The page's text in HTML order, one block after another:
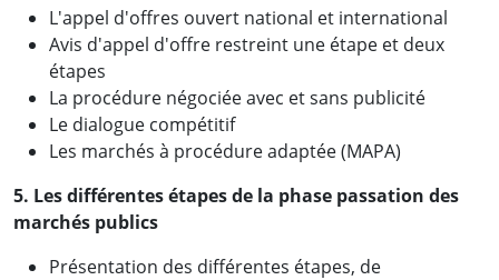
L'appel d'offres ouvert national et international
Avis d'appel d'offre restreint une étape et deux
étapes
La procédure négociée avec et sans publicité
Le dialogue compétitif
Les marchés à procédure adaptée (MAPA)
5. Les différentes étapes de la phase passation des
marchés publics
Présentation des différentes étapes, de